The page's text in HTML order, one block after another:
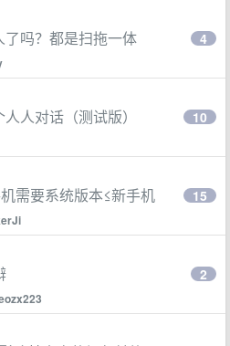
吗？都是扫拖一体 4
人对话（测试版） 10
需要系统版本≤新手机 15
2